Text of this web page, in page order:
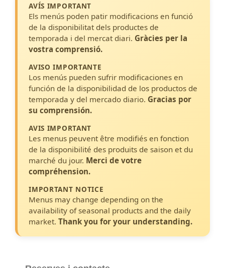
AVÍS IMPORTANT
Els menús poden patir modificacions en funció
de la disponibilitat dels productes de
temporada i del mercat diari. Gràcies per la
vostra comprensió.
AVISO IMPORTANTE
Los menús pueden sufrir modificaciones en
función de la disponibilidad de los productos de
temporada y del mercado diario. Gracias por
su comprensión.
AVIS IMPORTANT
Les menus peuvent être modifiés en fonction
de la disponibilité des produits de saison et du
marché du jour. Merci de votre
compréhension.
IMPORTANT NOTICE
Menus may change depending on the
availability of seasonal products and the daily
market.Thank you for your understanding.